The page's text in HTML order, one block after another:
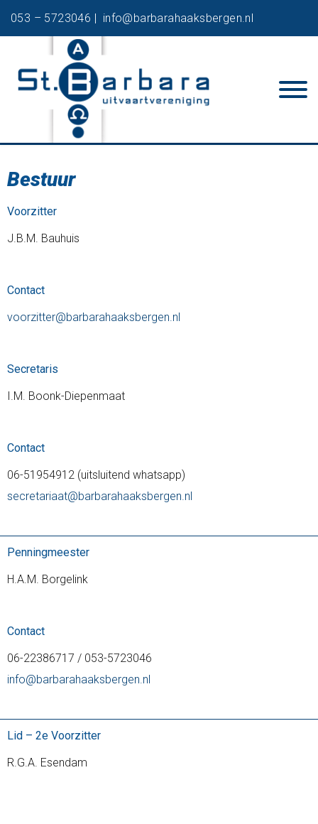
053 – 5723046 | info@barbarahaaksbergen.nl
Bestuur
Voorzitter
J.B.M. Bauhuis
Contact
voorzitter@barbarahaaksbergen.nl
Secretaris
I.M. Boonk-Diepenmaat
Contact
06-51954912 (uitsluitend whatsapp)
secretariaat@barbarahaaksbergen.nl
Penningmeester
H.A.M. Borgelink
Contact
06-22386717 / 053-5723046
info@barbarahaaksbergen.nl
Lid – 2e Voorzitter
R.G.A. Esendam